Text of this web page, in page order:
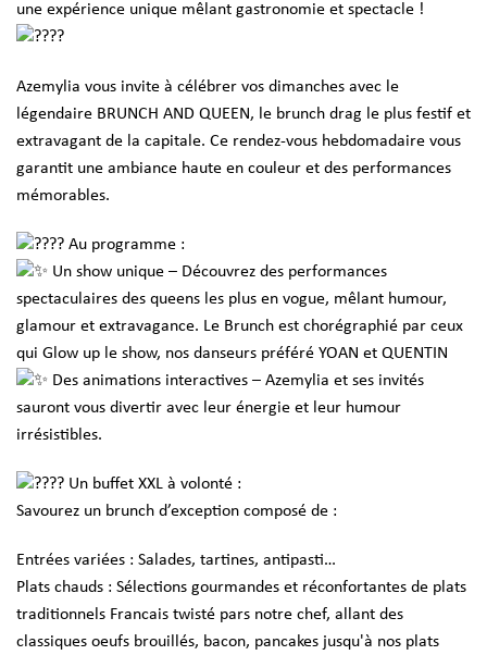
une expérience unique mêlant gastronomie et spectacle !
Azemylia vous invite à célébrer vos dimanches avec le
légendaire BRUNCH AND QUEEN, le brunch drag le plus festif et
extravagant de la capitale. Ce rendez-vous hebdomadaire vous
garantit une ambiance haute en couleur et des performances
mémorables.
Au programme :
Un show unique – Découvrez des performances
spectaculaires des queens les plus en vogue, mêlant humour,
glamour et extravagance. Le Brunch est chorégraphié par ceux
qui Glow up le show, nos danseurs préféré YOAN et QUENTIN
Des animations interactives – Azemylia et ses invités
sauront vous divertir avec leur énergie et leur humour
irrésistibles.
Un buffet XXL à volonté :
Savourez un brunch d’exception composé de :
Entrées variées : Salades, tartines, antipasti…
Plats chauds : Sélections gourmandes et réconfortantes de plats
traditionnels Francais twisté pars notre chef, allant des
classiques oeufs brouillés, bacon, pancakes jusqu'à nos plats